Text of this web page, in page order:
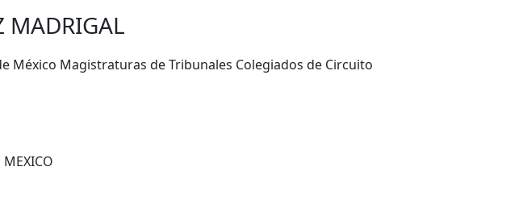
MADRIGAL
México Magistraturas de Tribunales Colegiados de Circuito